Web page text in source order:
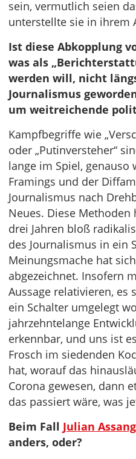
sein, vermutlich seien
unterstellte sie in ihrem
Ist diese Abkopplung
was als
werden will, nicht
Journalismus
um weitreichende
Kampfbegriffe wie
oder „Putinversteher“
lange im Spiel, genauso
Framings und der
Journalismus nach
Neues. Diese
drei Jahren bloß
des Journalismus in ein
Meinungsmache hat
abgezeichnet. Insofern
Aussage relativieren, es
ein Schalter umgelegt
jahrzehntelange
erkennbar, und uns ist
Frosch im siedenden
hat, worauf das
Corona gewesen, dann
das passiert wäre, was
Beim Fall Julian
anders, oder?